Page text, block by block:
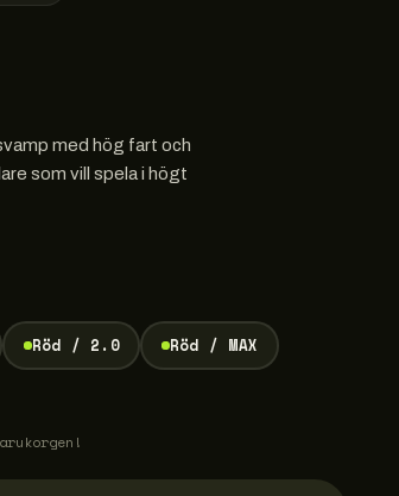
med hög fart och
som vill spela i högt
Röd / 2.0 Röd / MAX